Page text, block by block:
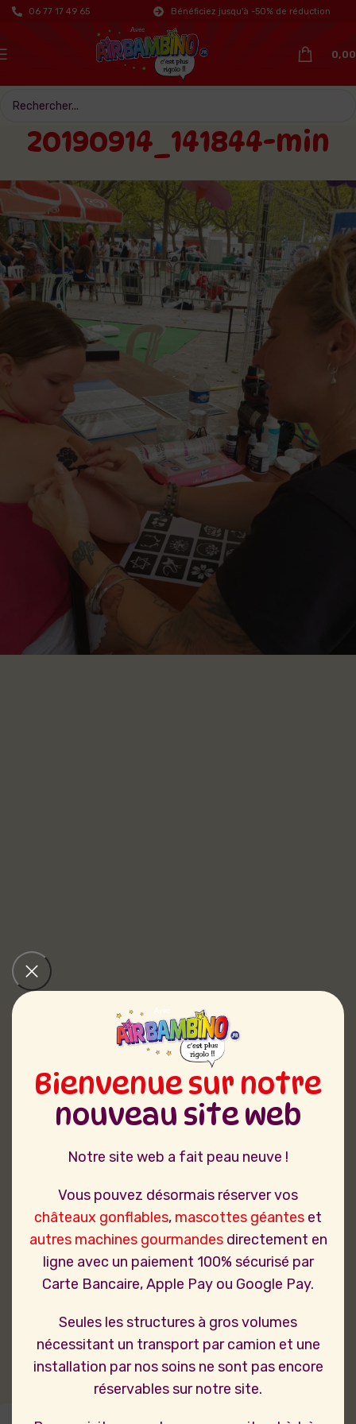
Bienvenue sur notre
nouveau site web
Notre site web a fait peau neuve !
Vous pouvez désormais réserver vos
châteaux gonflables, mascottes géantes et
autres machines gourmandesdirectement en
ligne avec un paiement 100% sécurisé par
Carte Bancaire, Apple Pay ou Google Pay.
Seules les structures à gros volumes
nécessitant un transport par camion et une
installation par nos soins ne sont pas encore
réservables sur notre site.
06 77 17 49 65 Bénéficiez jusqu'à -50% de réduction
0,00
20190914_141844-min